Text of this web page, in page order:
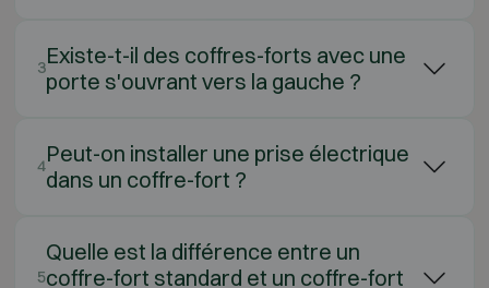
3Existe-t-il des coffres-forts avec une
porte s'ouvrant vers la gauche ?
4Peut-on installer une prise électrique
dans un coffre-fort ?
5
Quelle est la différence entre un
coffre-fort standard et un coffre-fort